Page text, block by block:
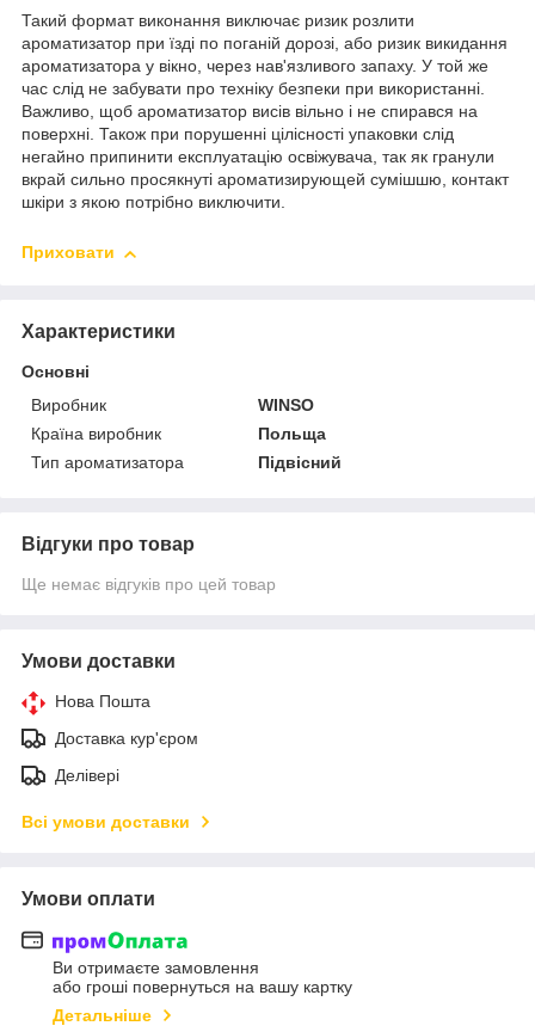
Такий формат виконання виключає ризик розлити
ароматизатор при їзді по поганій дорозі, або ризик викидання
ароматизатора у вікно, через нав'язливого запаху. У той же
час слід не забувати про техніку безпеки при використанні.
Важливо, щоб ароматизатор висів вільно і не спирався на
поверхні. Також при порушенні цілісності упаковки слід
негайно припинити експлуатацію освіжувача, так як гранули
вкрай сильно просякнуті ароматизирующей сумішшю, контакт
шкіри з якою потрібно виключити.
Приховати
Характеристики
Основні
Виробник
WINSO
Країна виробник
Польща
Тип ароматизатора
Підвісний
Відгуки про товар
Ще немає відгуків про цей товар
Умови доставки
Нова Пошта
Доставка кур'єром
Делівері
Всі умови доставки
Умови оплати
Ви отримаєте замовлення
або гроші повернуться на вашу картку
Детальніше